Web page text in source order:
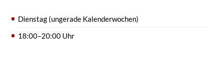
Dienstag (ungerade Kalenderwochen)
18:00–20:00 Uhr